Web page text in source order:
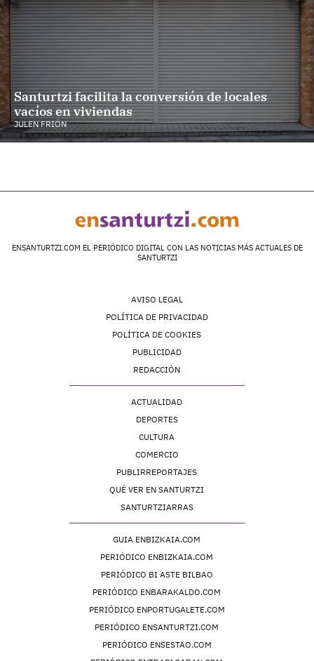
Santurtzi facilita la conversión de locales
vacíos en viviendas
JULEN FRIÓN
ENSANTURTZI.COM EL PERIÓDICO DIGITAL CON LAS NOTICIAS MÁS ACTUALES DE
SANTURTZI
AVISO LEGAL
POLÍTICA DE PRIVACIDAD
POLÍTICA DE COOKIES
PUBLICIDAD
REDACCIÓN
ACTUALIDAD
DEPORTES
CULTURA
COMERCIO
PUBLIRREPORTAJES
QUÉ VER EN SANTURTZI
SANTURTZIARRAS
GUIA ENBIZKAIA.COM
PERIÓDICO ENBIZKAIA.COM
PERIÓDICO BI ASTE BILBAO
PERIÓDICO ENBARAKALDO.COM
PERIÓDICO ENPORTUGALETE.COM
PERIÓDICO ENSANTURTZI.COM
PERIÓDICO ENSESTAO.COM